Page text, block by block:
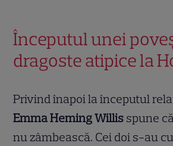
Începutul unei
dragoste atipice la
Privind înapoi la începutul
Emma Heming Willis spune
nu zâmbească. Cei doi s-au